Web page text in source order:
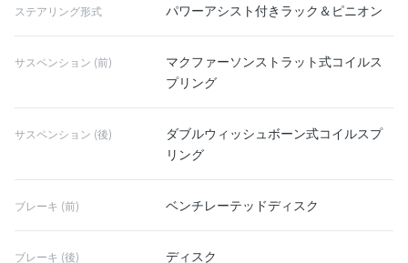
ステアリング形式 パワーアシスト付きラック＆ピニオン
サスペンション (前)
マクファーソンストラット式コイルス
プリング
サスペンション (後)
ダブルウィッシュボーン式コイルスプ
リング
ブレーキ (前) ベンチレーテッドディスク
ブレーキ (後) ディスク